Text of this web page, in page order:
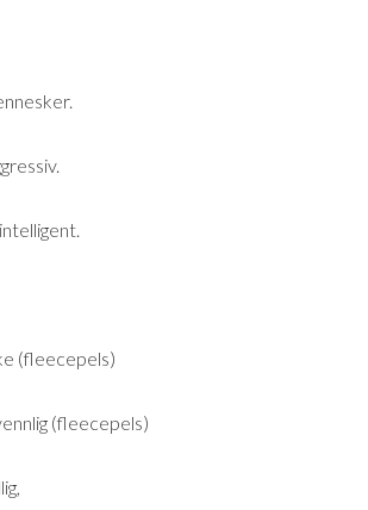
(fleecepels)
(fleecepels)